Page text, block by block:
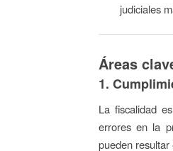
judiciales
Áreas
1.
La fiscalidad
errores en la
pueden resultar